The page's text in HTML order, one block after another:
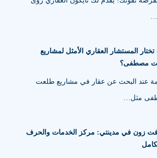
المستشار العقاري الأمثل لمشاريع
مصطفى؟
عند البحث عن عقار في مشاريع طلعت
مثل…
زون في مدينتي: مركز الخدمات والحرف